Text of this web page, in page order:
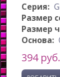
Серия:
Размер
Размер
Основа:
394руб.